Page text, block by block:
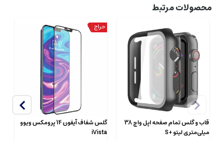
محصولات مرتبط
قاب و گلس تمام صفحه اپل واچ 38
میلی‌متری لیتو +S
گلس شفاف آیفون 14 پرومکس ویوو
iVista